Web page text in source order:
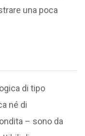
una poca
di tipo
né di
– sono da